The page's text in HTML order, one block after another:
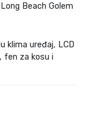
Beach Golem
klima uređaj, LCD
fen za kosu i